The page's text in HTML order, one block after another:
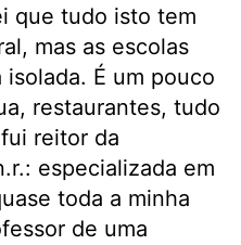
que tudo isto tem
mas as escolas
É um pouco
restaurantes, tudo
reitor da
especializada em
toda a minha
de uma